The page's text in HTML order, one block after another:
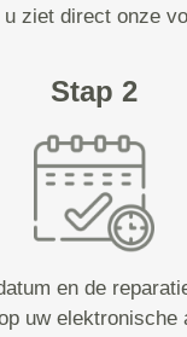
u ziet direct onze
Stap 2
en de
uw elektronische